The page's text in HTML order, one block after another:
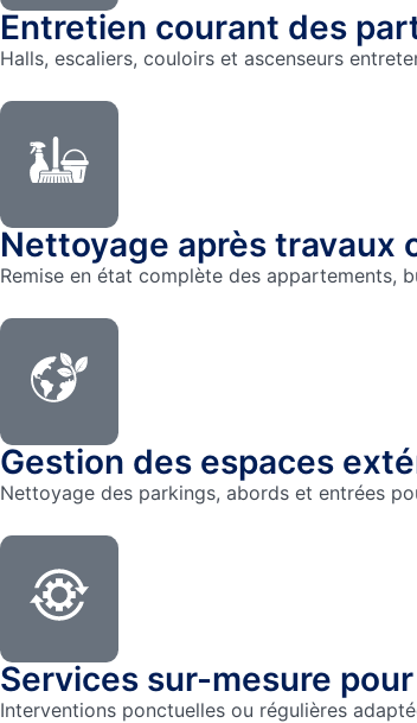
Entretien courant des
Halls, escaliers, couloirs et ascenseurs
Nettoyage après travaux
Remise en état complète des appartements,
Gestion des espaces
Nettoyage des parkings, abords et entrées
Services sur-mesure
Interventions ponctuelles ou régulières